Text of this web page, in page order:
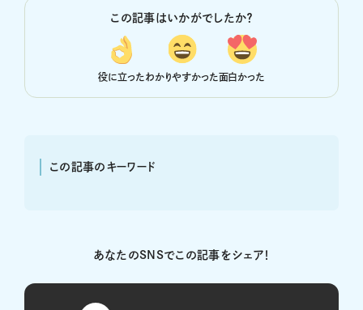
この記事はいかがでしたか？
役に立ったわかりやすかった面白かった
この記事のキーワード
あなたのSNSでこの記事をシェア！